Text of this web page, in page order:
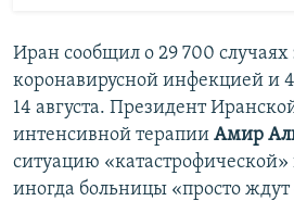
Иран сообщил о 29 700 случаях
коронавирусной инфекцией и
14 августа. Президент
интенсивной терапии Амир
ситуацию «катастрофической»
иногда больницы «просто